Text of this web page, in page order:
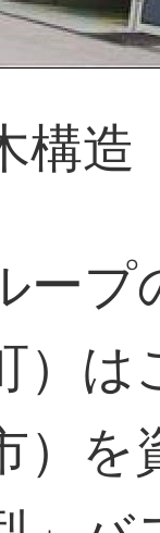
構造
プ
）
）